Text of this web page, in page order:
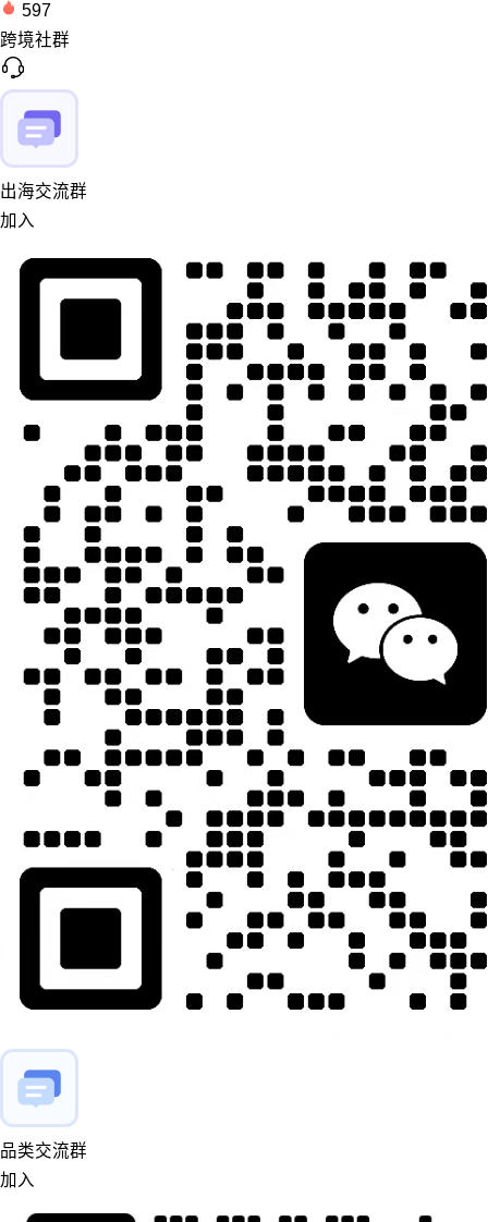
597
跨境社群
出海交流群
加入
品类交流群
加入